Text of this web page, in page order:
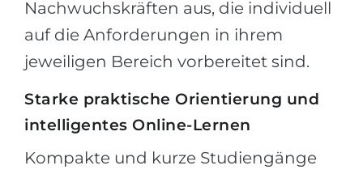
Nachwuchskräften aus, die individuell
auf die Anforderungen in ihrem
jeweiligen Bereich vorbereitet sind.
Starke praktische Orientierung und
intelligentes Online-Lernen
Kompakte und kurze Studiengänge